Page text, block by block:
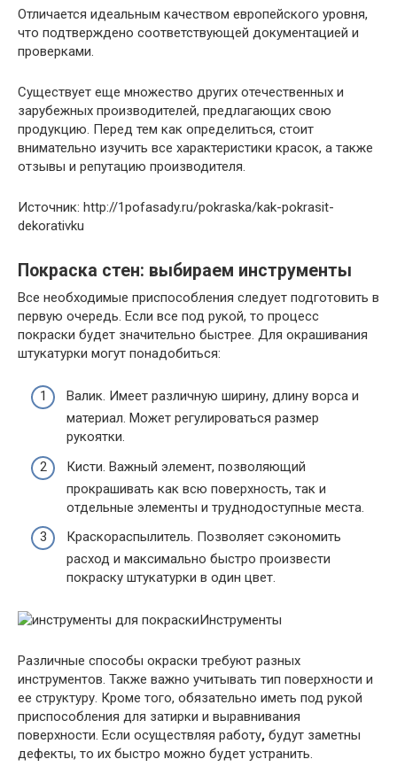
Отличается идеальным качеством европейского уровня,
что подтверждено соответствующей документацией и
проверками.
Существует еще множество других отечественных и
зарубежных производителей, предлагающих свою
продукцию. Перед тем как определиться, стоит
внимательно изучить все характеристики красок, а также
отзывы и репутацию производителя.
Источник: http://1pofasady.ru/pokraska/kak-pokrasit-
dekorativku
Покраска стен: выбираем инструменты
Все необходимые приспособления следует подготовить в
первую очередь. Если все под рукой, то процесс
покраски будет значительно быстрее. Для окрашивания
штукатурки могут понадобиться:
Валик. Имеет различную ширину, длину ворса и
материал. Может регулироваться размер
рукоятки.
Кисти. Важный элемент, позволяющий
прокрашивать как всю поверхность, так и
отдельные элементы и труднодоступные места.
Краскораспылитель. Позволяет сэкономить
расход и максимально быстро произвести
покраску штукатурки в один цвет.
Инструменты
Различные способы окраски требуют разных
инструментов. Также важно учитывать тип поверхности и
ее структуру. Кроме того, обязательно иметь под рукой
приспособления для затирки и выравнивания
поверхности. Если осуществляя работу, будут заметны
дефекты, то их быстро можно будет устранить.